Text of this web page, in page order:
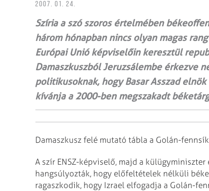
2007. 01. 24.
Szíria a szó szoros értelmében
három hónapban nincs olyan magas
Európai Unió képviselőin keresztül
Damaszkuszból Jeruzsálembe érkezve
politikusoknak, hogy Basar Asszad
kívánja a 2000-ben megszakadt
Damaszkusz felé mutató tábla a Golán-
A szír ENSZ-képviselő, majd a külügyminiszter
hangsúlyozták, hogy előfeltételek nélküli
ragaszkodik, hogy Izrael elfogadja a Golán-